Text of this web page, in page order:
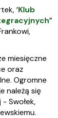
‘Klub
”
miesięczne
oraz
Ogromne
należą się
Swołek,